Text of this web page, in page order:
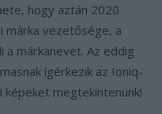
hogy aztán 2020
márka vezetősége, a
márkanevet. Az eddig
ígérkezik az Ioniq-
képeket megtekintenünk!